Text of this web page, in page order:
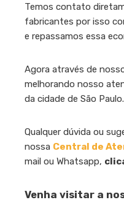
Temos contato
fabricantes por isso
e repassamos essa
Agora através de
melhorando nosso
da cidade de São Paulo.
Qualquer dúvida ou
nossa Central de
mail ou Whatsapp,
Venha visitar a